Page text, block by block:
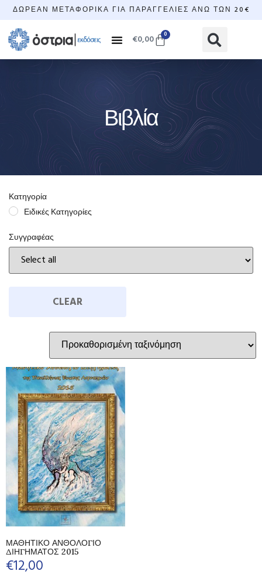
ΔΩΡΕΆΝ ΜΕΤΑΦΟΡΙΚΆ ΓΙΑ ΠΑΡΑΓΓΕΛΊΕΣ ΆΝΩ ΤΩΝ 20€
€0,00 0
Βιβλία
Κατηγορία
Ειδικές Κατηγορίες
Συγγραφέας
CLEAR
ΜΑΘΗΤΙΚΟ ΑΝΘΟΛΟΓΙΟ
ΔΙΗΓΗΜΑΤΟΣ 2015
€12,00